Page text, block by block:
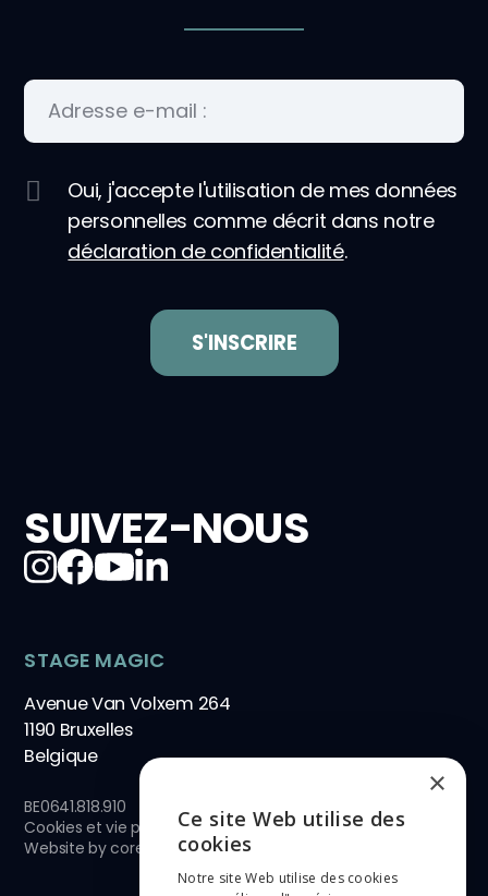
Oui, j'accepte l'utilisation de mes données
personnelles comme décrit dans notre
déclaration de confidentialité.
SUIVEZ-NOUS
STAGE MAGIC
Avenue Van Volxem 264
1190 Bruxelles
Belgique
BE0641.818.910
Cookies et vie privée
Website bycore-graphics.be
ENGLISH
NEDERLANDS
×
Ce site Web utilise des
cookies
Notre site Web utilise des cookies